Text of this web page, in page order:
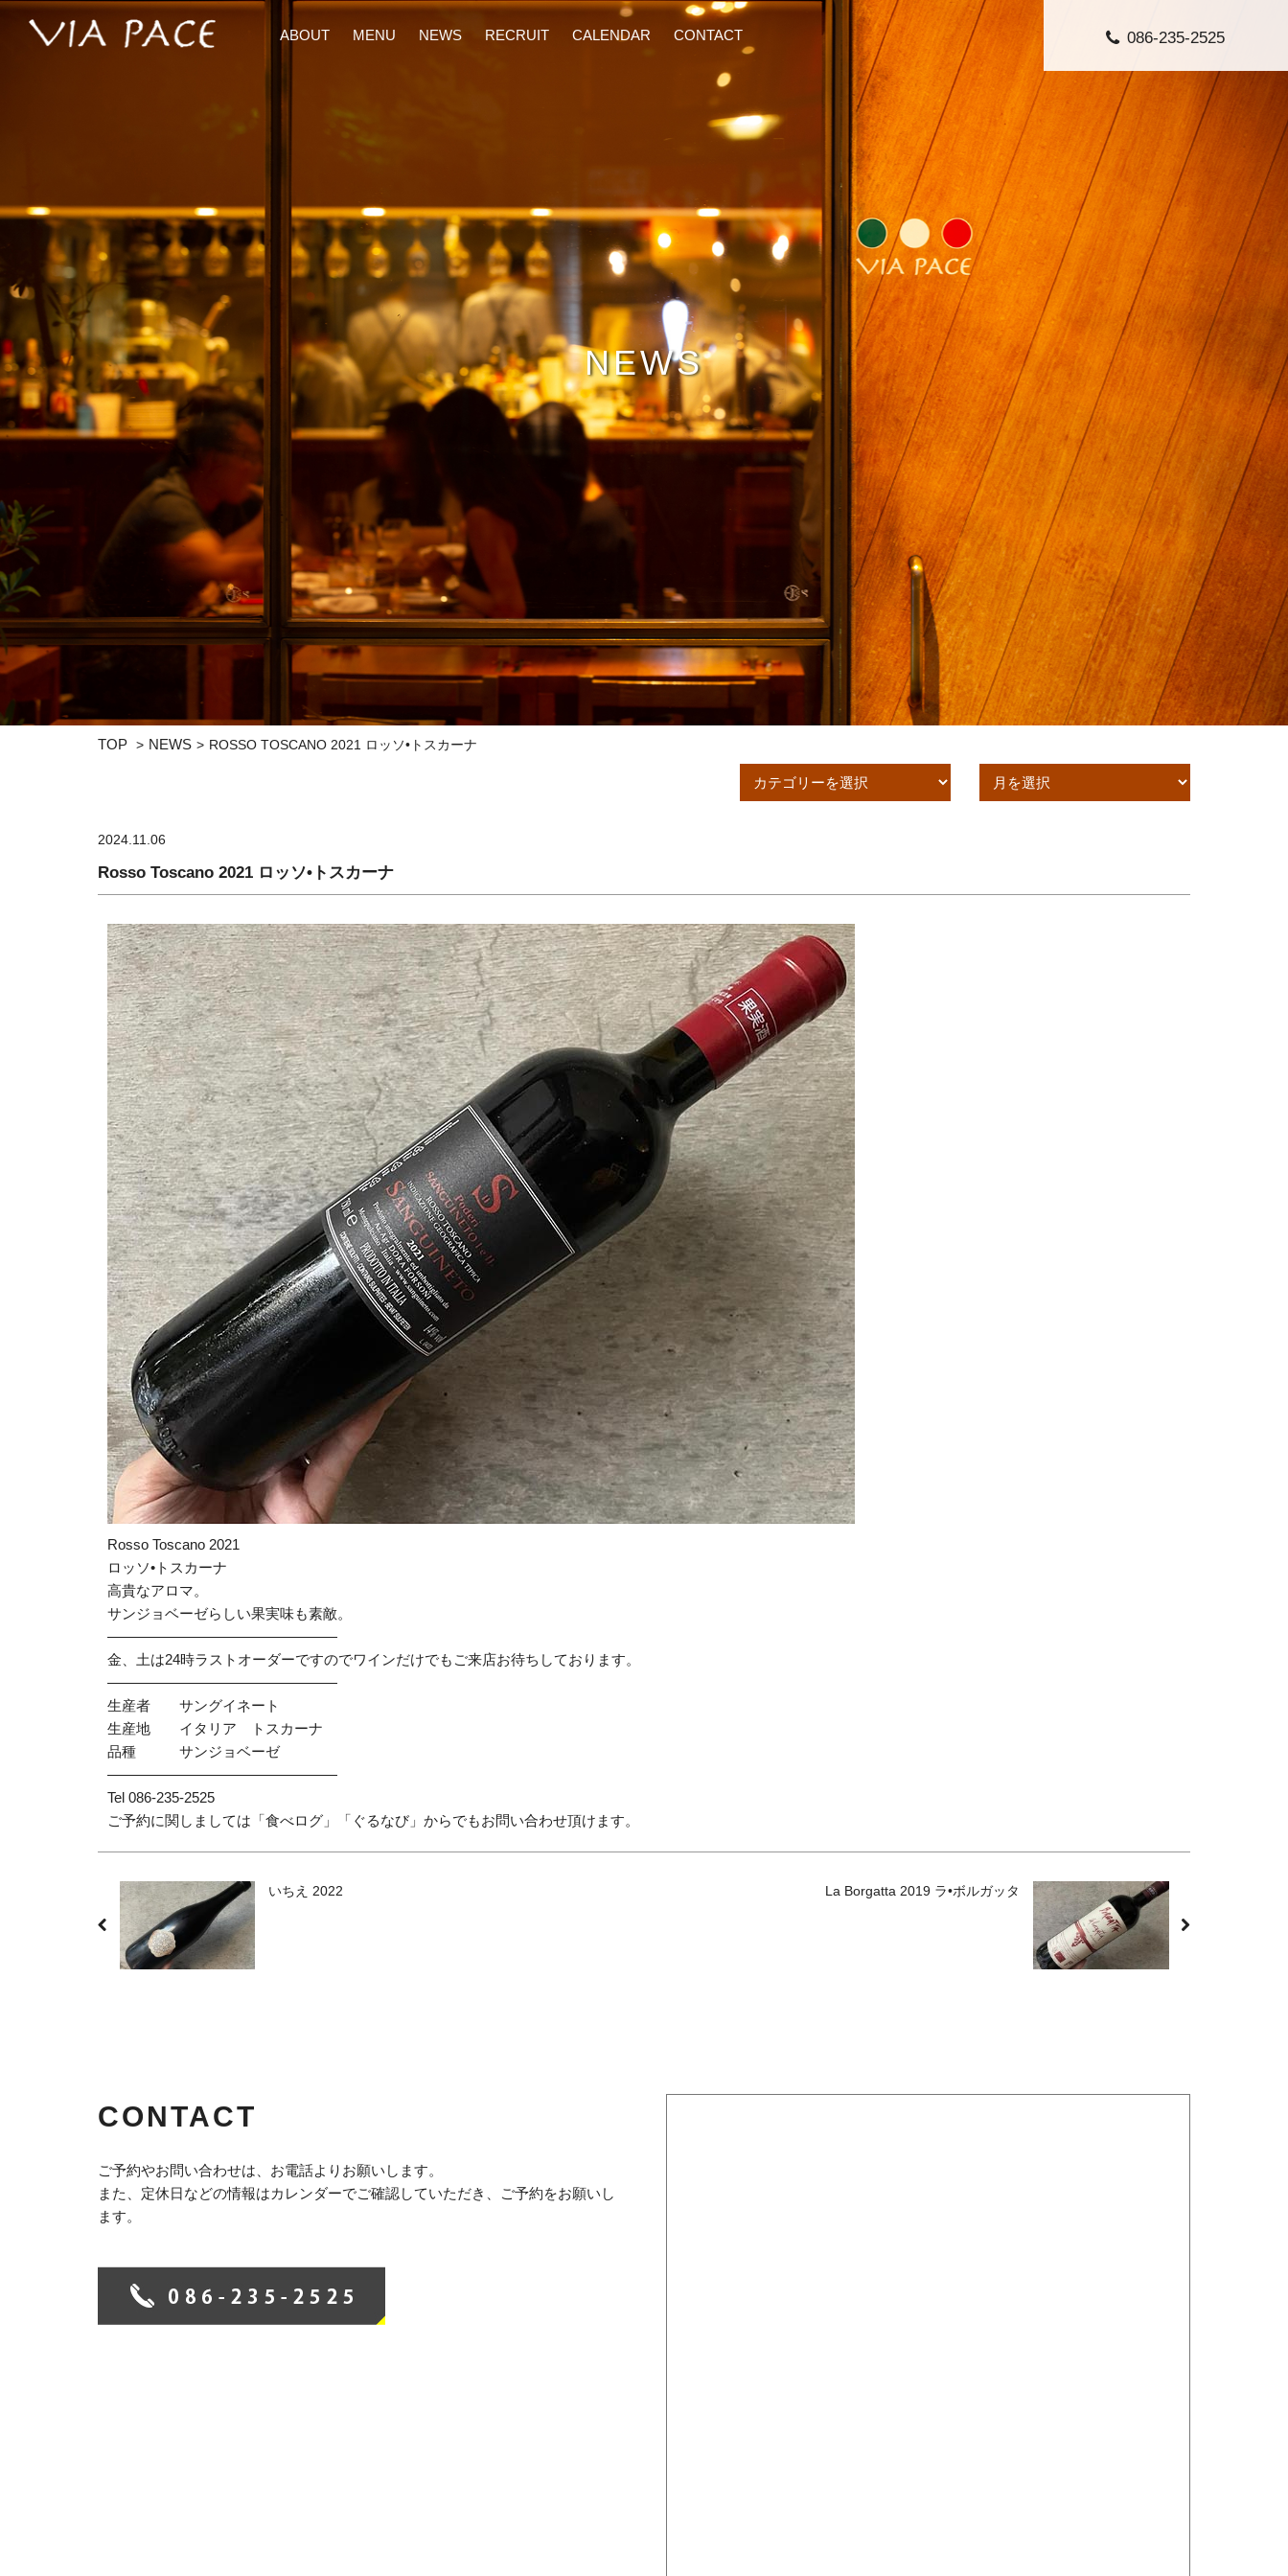
手間ひまを惜しまず、プロの技を駆使した料理と相性バッチリのワインを気軽に楽しんでください。
ABOUT
MENU NEWS RECRUIT CALENDAR CONTACT 086-235-2525
NEWS
TOP NEWS ROSSO TOSCANO 2021 ロッソ•トスカーナ
2024.11.06
Rosso Toscano 2021 ロッソ•トスカーナ
Rosso Toscano 2021
ロッソ•トスカーナ
高貴なアロマ。
サンジョベーゼらしい果実味も素敵。
————————————————
金、土は24時ラストオーダーですのでワインだけでもご来店お待ちしております。
————————————————
生産者 サングイネート
生産地 イタリア トスカーナ
品種 サンジョベーゼ
————————————————
Tel 086-235-2525
ご予約に関しましては「食べログ」「ぐるなび」からでもお問い合わせ頂けます。
いちえ 2022 La Borgatta 2019 ラ•ボルガッタ
CONTACT
ご予約やお問い合わせは、お電話よりお願いします。
また、定休日などの情報はカレンダーでご確認していただき、ご予約をお願いし
ます。